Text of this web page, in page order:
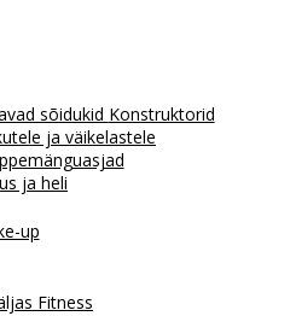
sõidukid Konstruktorid
ja väikelastele
ja heli
up
Fitness